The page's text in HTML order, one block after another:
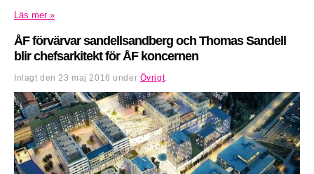
Läs mer »
ÅF förvärvar sandellsandberg och Thomas Sandell
blir chefsarkitekt för ÅF koncernen
Inlagt den 23 maj 2016 under Övrigt.